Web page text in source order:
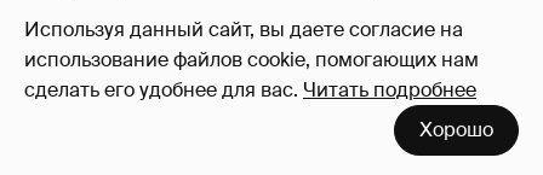
Используя данный сайт, вы даете согласие на
использование файлов cookie, помогающих нам
сделать его удобнее для вас. Читать подробнее
Хорошо
это обернется, но надо было пробовать.
Если бы к Уэльсу мы готовили тот же
состав, что и на первые матчи, я не знаю,
как команда вела бы себя внутри. Ты